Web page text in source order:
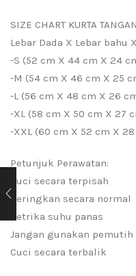
SIZE CHART KURTA
Lebar Dada X Lebar bahu
-S (52 cm X 44 cm X 24
-M (54 cm X 46 cm X 25
-L (56 cm X 48 cm X 26
-XL (58 cm X 50 cm X 27
-XXL (60 cm X 52 cm X
Petunjuk Perawatan:
Cuci secara terpisah
Keringkan secara normal
Setrika suhu panas
Jangan gunakan pemutih
Cuci secara terbalik